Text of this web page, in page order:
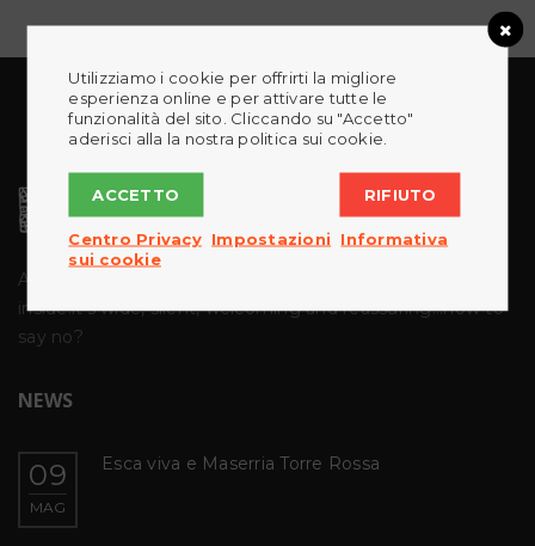
Art belongs to us ,we are made of it like a road you
inside:it's wide, silent, welcoming and reassuring...how to
say no?
NEWS
09
MAG
Esca viva e Maserria Torre Rossa
Utilizziamo i cookie per offrirti la migliore
esperienza online e per attivare tutte le
funzionalità del sito. Cliccando su "Accetto"
aderisci alla la nostra politica sui cookie.
ACCETTO RIFIUTO
Centro Privacy Impostazioni
Informativa
sui cookie